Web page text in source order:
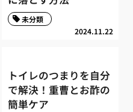
2024.11.22
未分類
トイレのつまりを自分
で解決！重曹とお酢の
簡単ケア